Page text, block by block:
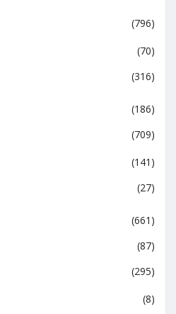
(796)
(70)
(316)
(186)
(709)
(141)
(27)
(661)
(87)
(295)
(8)